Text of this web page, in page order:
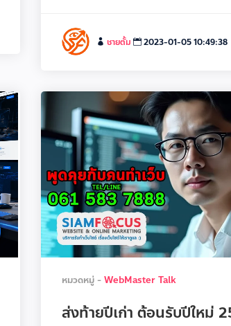
ชายตั้ม 2023-01-05 10:49:38
หมวดหมู่ - WebMaster Talk
ส่งท้ายปีเก่า ต้อนรับปีใหม่